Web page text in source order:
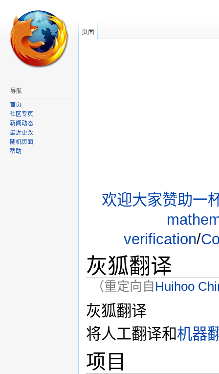
欢迎大家赞助一
verification/
灰狐翻译
（重定向自Huihoo
灰狐翻译
将人工翻译和机器
项目
页面
导航
首页
社区专页
新闻动态
最近更改
随机页面
帮助